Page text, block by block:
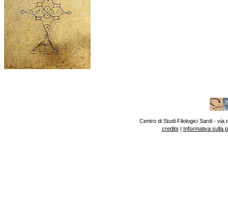
Centro di Studi Filologici Sardi - via
credits | Informativa sulla